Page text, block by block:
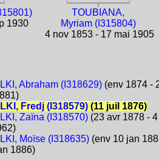
1930
TOUBIANA,
Myriam (I315804)
4 nov 1853 - 17 mai 1905
Abraham (I318629)(env 1874 -
Fredj (I318579)(11 juil 1876)
Zaïna (I318570)(23 avr 1878 - 4
Moïse (I318635)(env 10 jan
1886)